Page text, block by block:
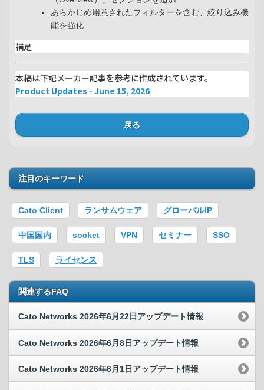
あらかじめ用意されたフィルターを含む、絞り込み機
能を強化
補足
本稿は下記メーカー記事を参考に作成されています。
Product Updates - June 15, 2026
戻る
注目のキーワード
Cato Client ランサムウェア グローバルIP
中国国内 socket VPN セミナー SSO
TLS ライセンス
関連するFAQ
Cato Networks 2026年6月22日アップデート情報
Cato Networks 2026年6月8日アップデート情報
Cato Networks 2026年6月1日アップデート情報